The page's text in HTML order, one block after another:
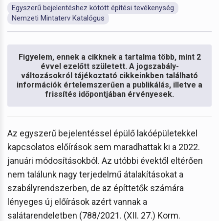
Egyszerű bejelentéshez kötött építési tevékenység
Nemzeti Mintaterv Katalógus
Figyelem, ennek a cikknek a tartalma több, mint 2
évvel ezelőtt született. A jogszabály-
változásokról tájékoztató cikkeinkben található
információk értelemszerűen a publikálás, illetve a
frissítés időpontjában érvényesek.
Az egyszerű bejelentéssel épülő lakóépületekkel
kapcsolatos előírások sem maradhattak ki a 2022.
januári módosításokból. Az utóbbi évektől eltérően
nem találunk nagy terjedelmű átalakításokat a
szabályrendszerben, de az építtetők számára
lényeges új előírások azért vannak a
salátarendeletben (788/2021. (XII. 27.) Korm.